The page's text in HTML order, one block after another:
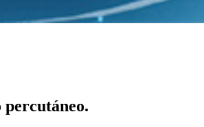
percutáneo.